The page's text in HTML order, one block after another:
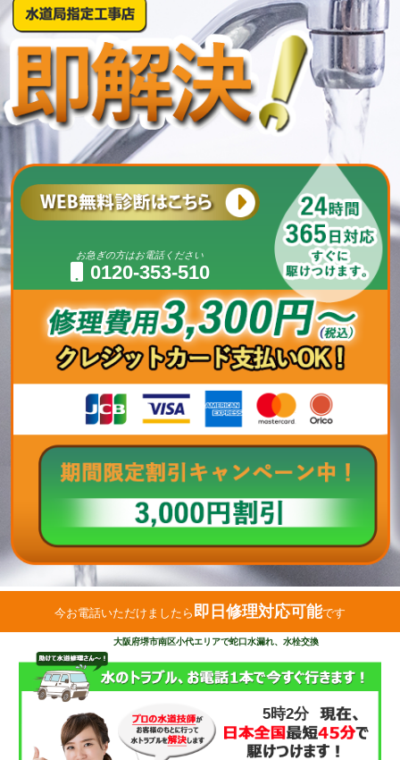
お急ぎの方はお電話ください
0120-353-510
今お電話いただけましたら 即日修理対応可能です
大阪府堺市南区小代エリアで蛇口水漏れ、水栓交換
5時2分